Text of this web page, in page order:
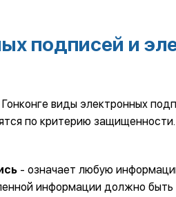
подписей и
виды электронных
по критерию
- означает любую
информации должно